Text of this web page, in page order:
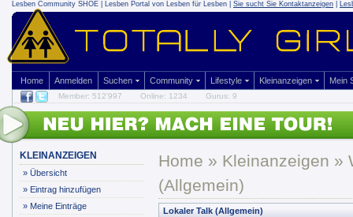
Lesben Community SHOE | Lesben Portal von Lesben für Lesben | Sie sucht Sie Kontaktanzeigen
Home Anmelden Suchen Community Lifestyle Kleinanzeigen Mein
Member: 512'997 Online: 1234 Gurus: 9
KLEINANZEIGEN
» Übersicht
» Eintrag hinzufügen
» Meine Einträge
Home » Kleinanzeigen »
(Allgemein)
Lokaler Talk (Allgemein)